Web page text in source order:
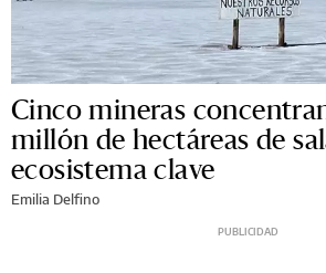
Cinco mineras
millón de hectáreas de
ecosistema clave
Emilia Delfino